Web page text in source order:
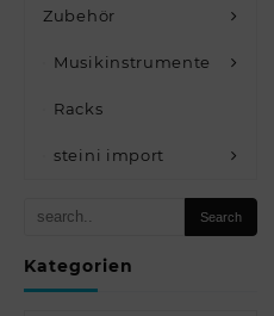
Zubehör
Musikinstrumente
Racks
steini import
Kategorien